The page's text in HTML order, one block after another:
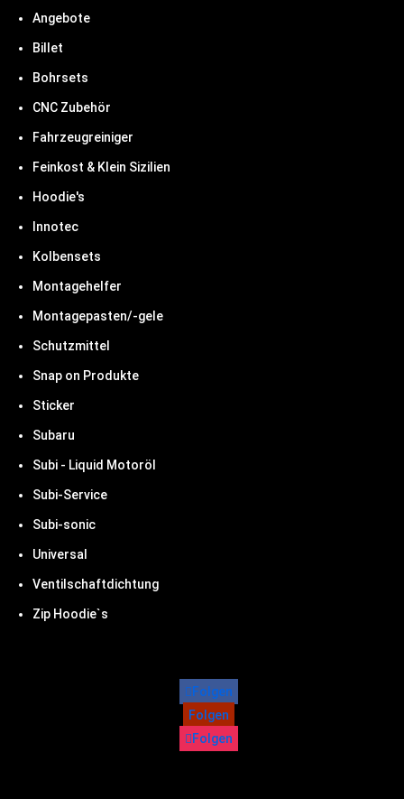
Angebote
Billet
Bohrsets
CNC Zubehör
Fahrzeugreiniger
Feinkost & Klein Sizilien
Hoodie's
Innotec
Kolbensets
Montagehelfer
Montagepasten/-gele
Schutzmittel
Snap on Produkte
Sticker
Subaru
Subi - Liquid Motoröl
Subi-Service
Subi-sonic
Universal
Ventilschaftdichtung
Zip Hoodie`s
Folgen
Folgen
Folgen